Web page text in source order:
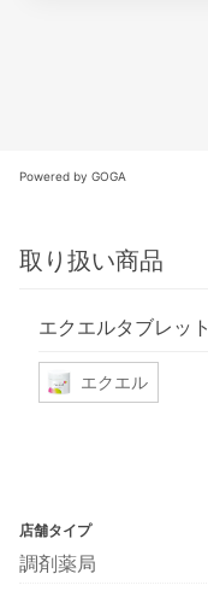
Powered by GOGA
取り扱い商品
エクエルタブレット
エクエル
店舗タイプ
調剤薬局